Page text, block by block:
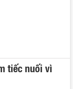
tiếc nuối vì